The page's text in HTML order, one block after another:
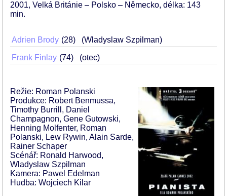
2001 Velká Británie – Polsko – Německo délka: 143
min
Adrien Brody 28 (Wladyslaw Szpilman)
Frank Finlay 74 (otec)
Režie: Roman Polanski
Produkce: Robert Benmussa,
Timothy Burrill, Daniel
Champagnon, Gene Gutowski,
Henning Molfenter, Roman
Polanski, Lew Rywin, Alain Sarde,
Rainer Schaper
Scénář: Ronald Harwood,
Wladyslaw Szpilman
Kamera: Pawel Edelman
Hudba: Wojciech Kilar